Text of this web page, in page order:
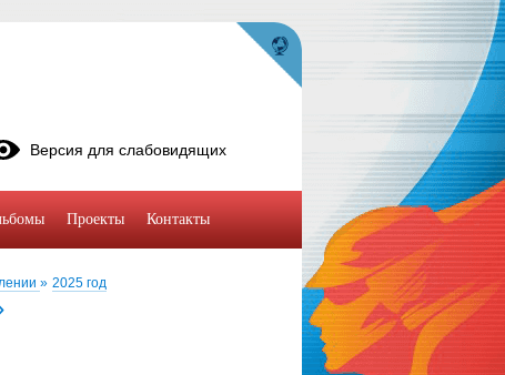
» 2025 год
Версия для слабовидящих
Проекты Контакты